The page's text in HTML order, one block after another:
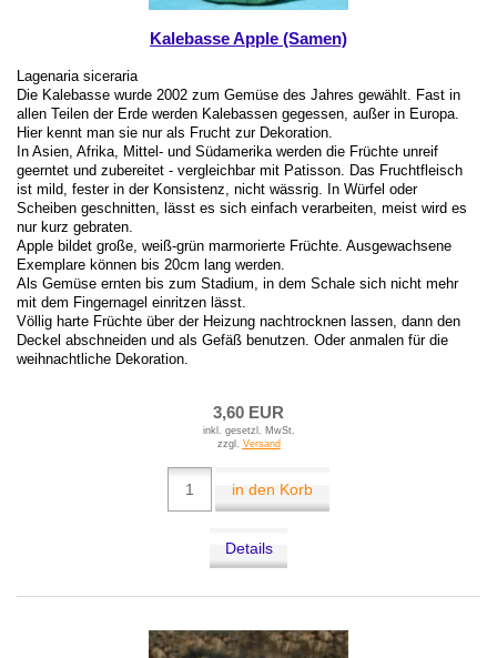
Kalebasse Apple (Samen)
Lagenaria siceraria
Die Kalebasse wurde 2002 zum Gemüse des Jahres gewählt. Fast in
allen Teilen der Erde werden Kalebassen gegessen, außer in Europa.
Hier kennt man sie nur als Frucht zur Dekoration.
In Asien, Afrika, Mittel- und Südamerika werden die Früchte unreif
geerntet und zubereitet - vergleichbar mit Patisson. Das Fruchtfleisch
ist mild, fester in der Konsistenz, nicht wässrig. In Würfel oder
Scheiben geschnitten, lässt es sich einfach verarbeiten, meist wird es
nur kurz gebraten.
Apple bildet große, weiß-grün marmorierte Früchte. Ausgewachsene
Exemplare können bis 20cm lang werden.
Als Gemüse ernten bis zum Stadium, in dem Schale sich nicht mehr
mit dem Fingernagel einritzen lässt.
Völlig harte Früchte über der Heizung nachtrocknen lassen, dann den
Deckel abschneiden und als Gefäß benutzen. Oder anmalen für die
weihnachtliche Dekoration.
3,60 EUR
inkl. gesetzl. MwSt.
zzgl. Versand
in den Korb
Details